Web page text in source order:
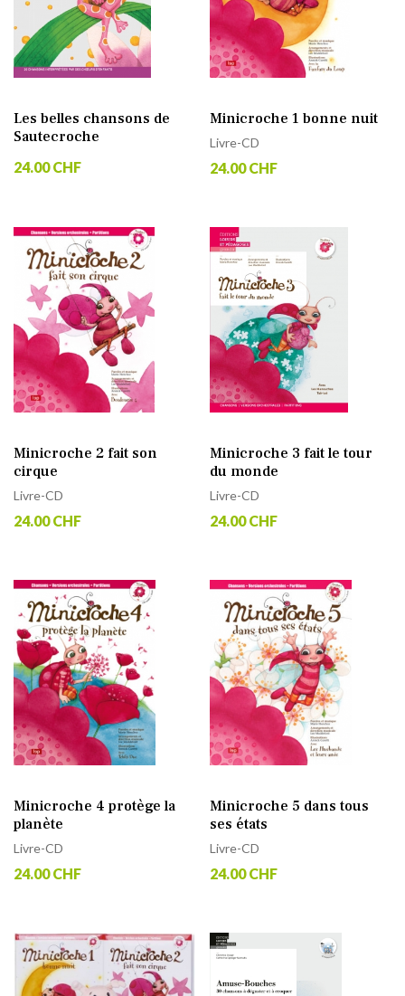
Les belles chansons de
Sautecroche
24.00 CHF
Minicroche 1 bonne nuit
Livre-CD
24.00 CHF
Minicroche 2 fait son
cirque
Livre-CD
24.00 CHF
Minicroche 3 fait le tour
du monde
Livre-CD
24.00 CHF
Minicroche 4 protège la
planète
Livre-CD
24.00 CHF
Minicroche 5 dans tous
ses états
Livre-CD
24.00 CHF